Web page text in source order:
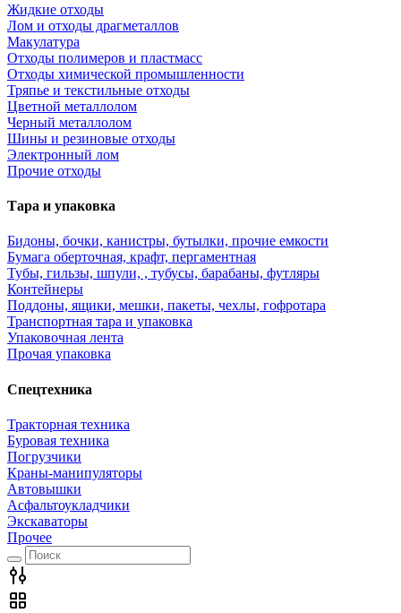
Жидкие отходы
Лом и отходы драгметаллов
Макулатура
Отходы полимеров и пластмасс
Отходы химической промышленности
Тряпье и текстильные отходы
Цветной металлолом
Черный металлолом
Шины и резиновые отходы
Электронный лом
Прочие отходы
Тара и упаковка
Бидоны, бочки, канистры, бутылки, прочие емкости
Бумага оберточная, крафт, пергаментная
Тубы, гильзы, шпули, , тубусы, барабаны, футляры
Контейнеры
Поддоны, ящики, мешки, пакеты, чехлы, гофротара
Транспортная тара и упаковка
Упаковочная лента
Прочая упаковка
Спецтехника
Тракторная техника
Буровая техника
Погрузчики
Краны-манипуляторы
Автовышки
Асфальтоукладчики
Экскаваторы
Прочее